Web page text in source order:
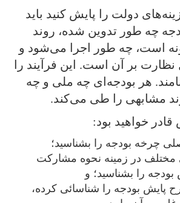
دولت را پایش کنید باید
چه طور تدوین شده‌، روند
است، چه طور اجرا می‌شود و
بر آن است. این فرآیند را
هر بودجه‌ای چه ملی و چه
مشابهی را طی می‌کند.
خواهید بود:
چرخه بودجه را بشناسید؛
مختلف در زمینه نحوه مشارکت
را بشناسید؛ و
پایش بودجه را شناسائی کرده،